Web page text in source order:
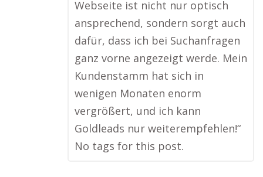
Webseite ist nicht nur optisch
ansprechend, sondern sorgt auch
dafür, dass ich bei Suchanfragen
ganz vorne angezeigt werde. Mein
Kundenstamm hat sich in
wenigen Monaten enorm
vergrößert, und ich kann
Goldleads nur weiterempfehlen!“
No tags for this post.